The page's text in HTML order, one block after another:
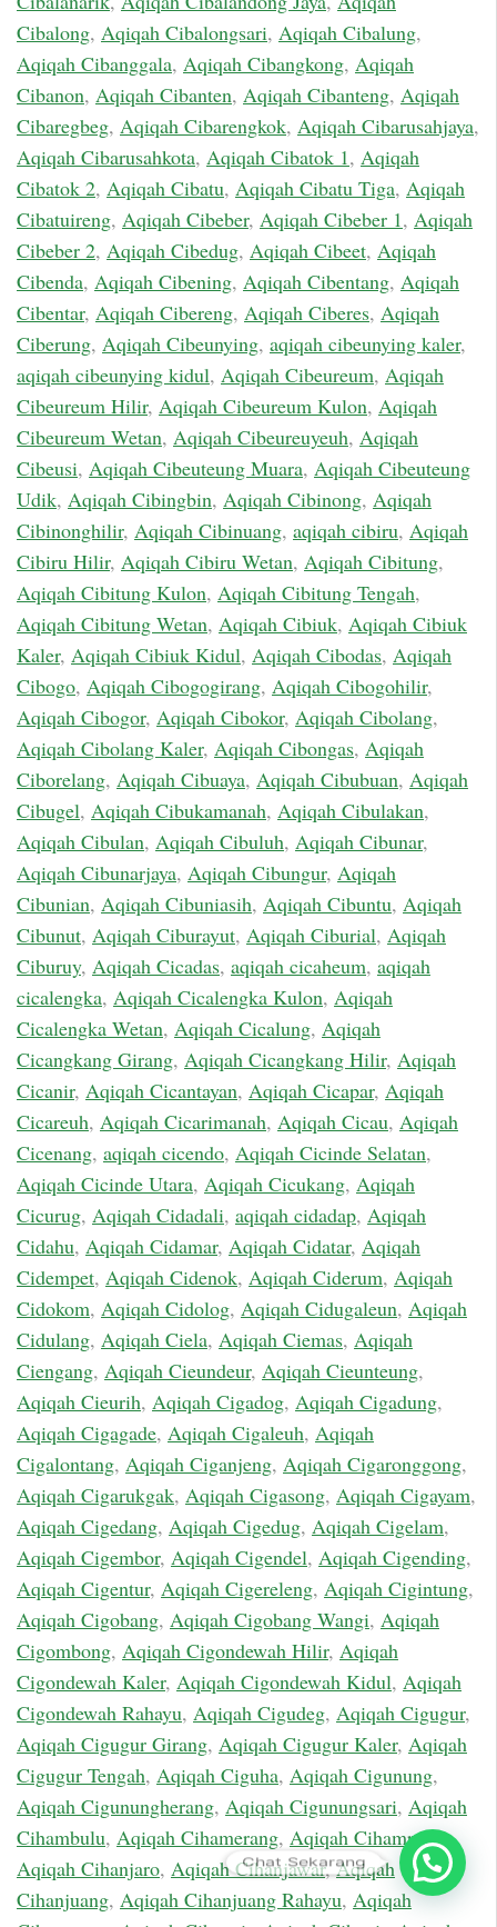
Cibalong, Aqiqah Cibalongsari, Aqiqah Cibalung,
Aqiqah Cibanggala, Aqiqah Cibangkong, Aqiqah
Cibanon, Aqiqah Cibanten, Aqiqah Cibanteng, Aqiqah
Cibaregbeg, Aqiqah Cibarengkok, Aqiqah Cibarusahjaya,
Aqiqah Cibarusahkota, Aqiqah Cibatok 1, Aqiqah
Cibatok 2, Aqiqah Cibatu, Aqiqah Cibatu Tiga, Aqiqah
Cibatuireng, Aqiqah Cibeber, Aqiqah Cibeber 1, Aqiqah
Cibeber 2, Aqiqah Cibedug, Aqiqah Cibeet, Aqiqah
Cibenda, Aqiqah Cibening, Aqiqah Cibentang, Aqiqah
Cibentar, Aqiqah Cibereng, Aqiqah Ciberes, Aqiqah
Ciberung, Aqiqah Cibeunying, aqiqah cibeunying kaler,
aqiqah cibeunying kidul, Aqiqah Cibeureum, Aqiqah
Cibeureum Hilir, Aqiqah Cibeureum Kulon, Aqiqah
Cibeureum Wetan, Aqiqah Cibeureuyeuh, Aqiqah
Cibeusi, Aqiqah Cibeuteung Muara, Aqiqah Cibeuteung
Udik, Aqiqah Cibingbin, Aqiqah Cibinong, Aqiqah
Cibinonghilir, Aqiqah Cibinuang, aqiqah cibiru, Aqiqah
Cibiru Hilir, Aqiqah Cibiru Wetan, Aqiqah Cibitung,
Aqiqah Cibitung Kulon, Aqiqah Cibitung Tengah,
Aqiqah Cibitung Wetan, Aqiqah Cibiuk, Aqiqah Cibiuk
Kaler, Aqiqah Cibiuk Kidul, Aqiqah Cibodas, Aqiqah
Cibogo, Aqiqah Cibogogirang, Aqiqah Cibogohilir,
Aqiqah Cibogor, Aqiqah Cibokor, Aqiqah Cibolang,
Aqiqah Cibolang Kaler, Aqiqah Cibongas, Aqiqah
Ciborelang, Aqiqah Cibuaya, Aqiqah Cibubuan, Aqiqah
Cibugel, Aqiqah Cibukamanah, Aqiqah Cibulakan,
Aqiqah Cibulan, Aqiqah Cibuluh, Aqiqah Cibunar,
Aqiqah Cibunarjaya, Aqiqah Cibungur, Aqiqah
Cibunian, Aqiqah Cibuniasih, Aqiqah Cibuntu, Aqiqah
Cibunut, Aqiqah Ciburayut, Aqiqah Ciburial, Aqiqah
Ciburuy, Aqiqah Cicadas, aqiqah cicaheum, aqiqah
cicalengka, Aqiqah Cicalengka Kulon, Aqiqah
Cicalengka Wetan, Aqiqah Cicalung, Aqiqah
Cicangkang Girang, Aqiqah Cicangkang Hilir, Aqiqah
Cicanir, Aqiqah Cicantayan, Aqiqah Cicapar, Aqiqah
Cicareuh, Aqiqah Cicarimanah, Aqiqah Cicau, Aqiqah
Cicenang, aqiqah cicendo, Aqiqah Cicinde Selatan,
Aqiqah Cicinde Utara, Aqiqah Cicukang, Aqiqah
Cicurug, Aqiqah Cidadali, aqiqah cidadap, Aqiqah
Cidahu, Aqiqah Cidamar, Aqiqah Cidatar, Aqiqah
Cidempet, Aqiqah Cidenok, Aqiqah Ciderum, Aqiqah
Cidokom, Aqiqah Cidolog, Aqiqah Cidugaleun, Aqiqah
Cidulang, Aqiqah Ciela, Aqiqah Ciemas, Aqiqah
Ciengang, Aqiqah Cieundeur, Aqiqah Cieunteung,
Aqiqah Cieurih, Aqiqah Cigadog, Aqiqah Cigadung,
Aqiqah Cigagade, Aqiqah Cigaleuh, Aqiqah
Cigalontang, Aqiqah Ciganjeng, Aqiqah Cigaronggong,
Aqiqah Cigarukgak, Aqiqah Cigasong, Aqiqah Cigayam,
Aqiqah Cigedang, Aqiqah Cigedug, Aqiqah Cigelam,
Aqiqah Cigembor, Aqiqah Cigendel, Aqiqah Cigending,
Aqiqah Cigentur, Aqiqah Cigereleng, Aqiqah Cigintung,
Aqiqah Cigobang, Aqiqah Cigobang Wangi, Aqiqah
Cigombong, Aqiqah Cigondewah Hilir, Aqiqah
Cigondewah Kaler, Aqiqah Cigondewah Kidul, Aqiqah
Cigondewah Rahayu, Aqiqah Cigudeg, Aqiqah Cigugur,
Aqiqah Cigugur Girang, Aqiqah Cigugur Kaler, Aqiqah
Cigugur Tengah, Aqiqah Ciguha, Aqiqah Cigunung,
Aqiqah Cigunungherang, Aqiqah Cigunungsari, Aqiqah
Cihambulu, Aqiqah Cihamerang, Aqiqah Cihampelas,
Aqiqah Cihanjaro, Aqiqah Cihanjawar,Aqiqah
Cihanjuang, Aqiqah Cihanjuang Rahayu, Aqiqah
Chat Sekarang